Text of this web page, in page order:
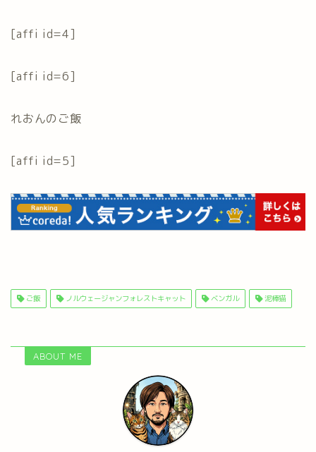
[affi id=4]
[affi id=6]
れおんのご飯
[affi id=5]
ご飯 ノルウェージャンフォレストキャット ベンガル 泥棒猫
ABOUT ME